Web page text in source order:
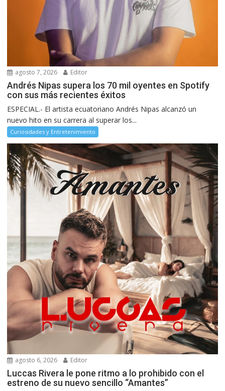
agosto 7, 2026 Editor
Andrés Nipas supera los 70 mil oyentes en Spotify
con sus más recientes éxitos
ESPECIAL.- El artista ecuatoriano Andrés Nipas alcanzó un
nuevo hito en su carrera al superar los...
Curiosidades y Entretenimiento
agosto 6, 2026 Editor
Luccas Rivera le pone ritmo a lo prohibido con el
estreno de su nuevo sencillo “Amantes”